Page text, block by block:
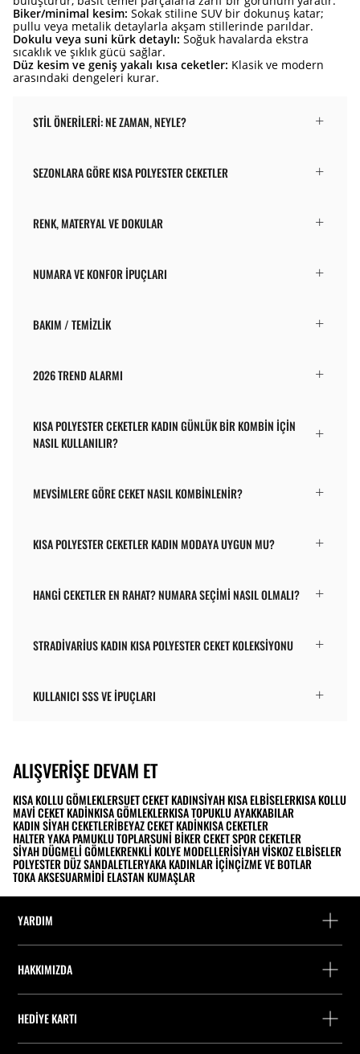
Biker/minimal kesim: Sokak stiline SUV bir dokunuş katar;
pullu veya metalik detaylarla akşam stillerinde parıldar.
Dokulu veya suni kürk detaylı: Soğuk havalarda ekstra
sıcaklık ve şıklık gücü sağlar.
Düz kesim ve geniş yakalı kısa ceketler: Klasik ve modern
arasındaki dengeleri kurar.
STIL ÖNERILERI: NE ZAMAN, NEYLE?
SEZONLARA GÖRE KISA POLYESTER CEKETLER
RENK, MATERYAL VE DOKULAR
NUMARA VE KONFOR İPUÇLARI
BAKIM / TEMIZLIK
2026 TREND ALARMI
KISA POLYESTER CEKETLER KADIN GÜNLÜK BIR KOMBIN IÇIN
NASIL KULLANILIR?
MEVSIMLERE GÖRE CEKET NASIL KOMBINLENIR?
KISA POLYESTER CEKETLER KADIN MODAYA UYGUN MU?
HANGI CEKETLER EN RAHAT? NUMARA SEÇIMI NASIL OLMALI?
STRADIVARIUS KADIN KISA POLYESTER CEKET KOLEKSIYONU
KULLANICI SSS VE İPUÇLARI
ALIŞVERIŞE DEVAM ET
KISA KOLLU GÖMLEKLERSUET CEKET KADINSIYAH KISA ELBISELERKISA KOLLU
MAVI CEKET KADINKISA GÖMLEKLERKISA TOPUKLU AYAKKABILAR
KADIN SIYAH CEKETLERIBEYAZ CEKET KADINKISA CEKETLER
HALTER YAKA PAMUKLU TOPLARSUNI BIKER CEKET SPOR CEKETLER
SIYAH DÜGMELI GÖMLEKRENKLI KOLYE MODELLERISIYAH VISKOZ ELBISELER
POLYESTER DÜZ SANDALETLERYAKA KADINLAR İÇINÇIZME VE BOTLAR
TOKA AKSESUARMIDI ELASTAN KUMAŞLAR
YARDIM
Siparişi takip edin
Fişini bul
HAKKIMIZDA
Stradivarius'ta Çalışmak
HEDIYE KARTI